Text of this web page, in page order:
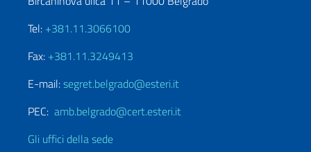
Tel: +381.11.3066100
Fax: +381.11.3249413
E-mail:segret.belgrado@esteri.it
PEC: amb.belgrado@cert.esteri.it
Gli uffici della sede